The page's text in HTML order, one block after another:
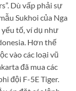
Dù vấp phải sự
Sukhoi của Nga
tố, ví dụ như
Hơn thế
vào các loại vũ
đã mua các
đội F-5E Tiger.